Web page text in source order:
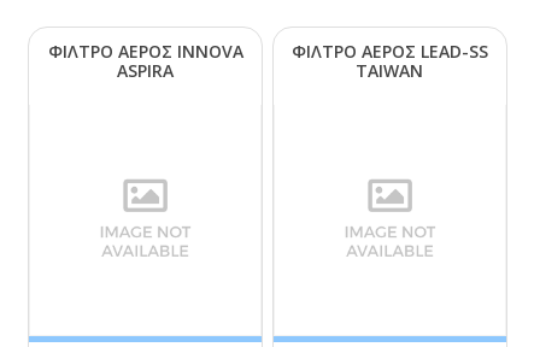
ΦΙΛΤΡΟ ΑΕΡΟΣ ΙΝΝΟVΑ
ΑSΡΙRΑ
ΦΙΛΤΡΟ ΑΕΡΟΣ LΕΑD-SS
ΤΑΙWΑΝ